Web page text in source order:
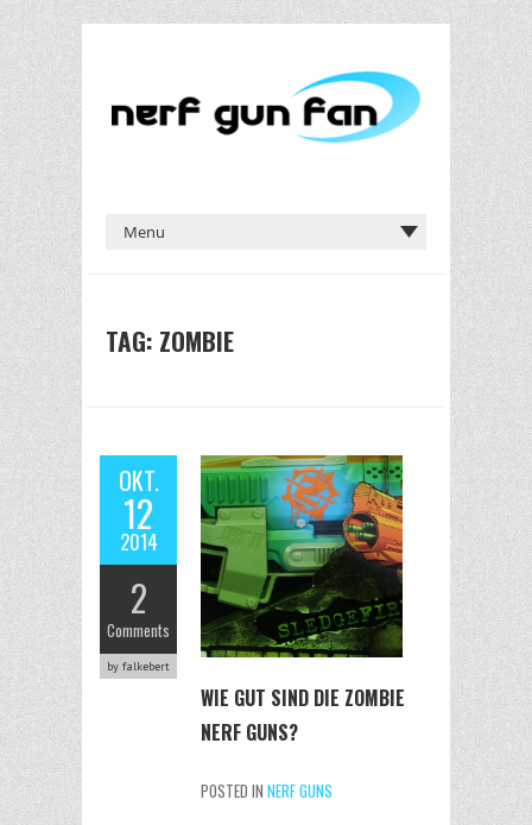
TAG: ZOMBIE
OKT.
12
2014
2
Comments
by falkebert
WIE GUT SIND DIE ZOMBIE
NERF GUNS?
POSTED IN NERF GUNS